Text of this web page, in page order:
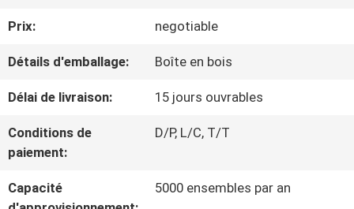
CONTRÔLE
DE
QUALITÉ
CONTACTEZ-
NOUS
Prix: negotiable
Détails d'emballage: Boîte en bois
Délai de livraison: 15 jours ouvrables
Conditions de
paiement:
D/P, L/C, T/T
Capacité
5000 ensembles par an